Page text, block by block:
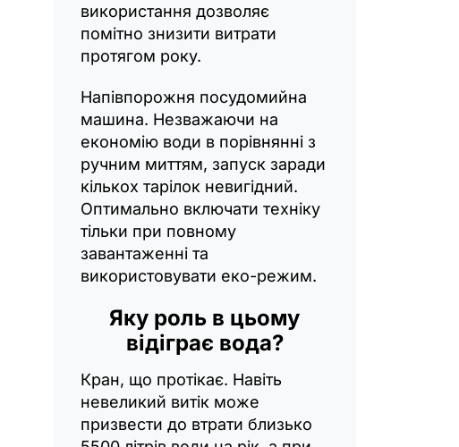
використання дозволяє
помітно знизити витрати
протягом року.
Напівпорожня посудомийна
машина. Незважаючи на
економію води в порівнянні з
ручним миттям, запуск заради
кількох тарілок невигідний.
Оптимально включати техніку
тільки при повному
завантаженні та
використовувати еко-режим.
Яку роль в цьому
відіграє вода?
Кран, що протікає. Навіть
невеликий витік може
призвести до втрати близько